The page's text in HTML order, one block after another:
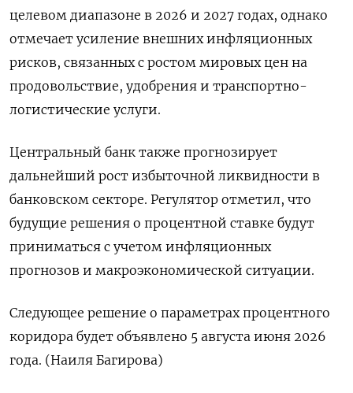
целевом диапазоне в 2026 и ​2027 годах, однако
отмечает усиление внешних инфляционных
рисков, связанных с ростом мировых цен на
продовольствие, удобрения и транспортно-
логистические услуги.
Центральный банк также прогнозирует
дальнейший рост избыточной ликвидности в ​
банковском секторе. ⁠Регулятор отметил, что
будущие решения о процентной ставке будут
‌приниматься с учетом инфляционных
прогнозов и ‌макроэкономической ситуации.
Следующее решение о параметрах процентного ​
коридора будет объявлено 5 августа ‌июня 2026
года. (Наиля Багирова)